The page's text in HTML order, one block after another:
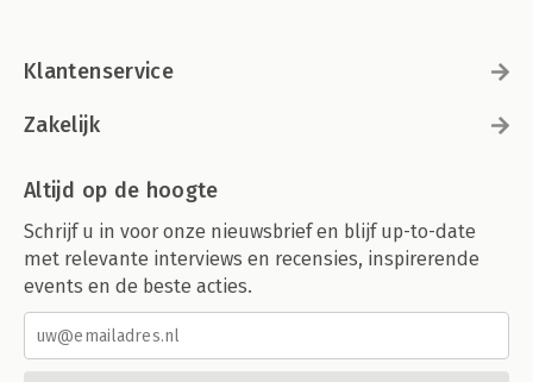
Klantenservice
Zakelijk
Altijd op de hoogte
Schrijf u in voor onze nieuwsbrief en blijf up-to-date
met relevante interviews en recensies, inspirerende
events en de beste acties.